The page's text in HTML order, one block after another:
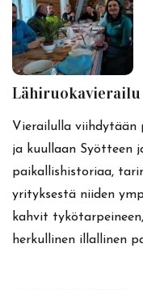
Vierailulla viihdytään
ja kuullaan Syötteen
paikallishistoriaa,
yrityksestä niiden
kahvit
herkullinen illallinen